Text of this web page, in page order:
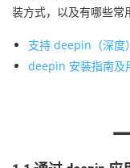
装方式，以及有哪些常
支持 deepin（深度
deepin 安装指南及